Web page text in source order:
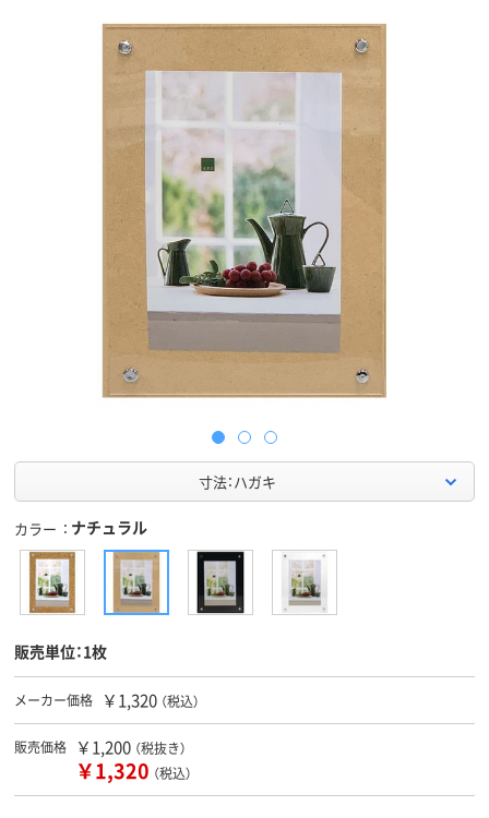
寸法：ハガキ
カラー ナチュラル
販売単位：1枚
メーカー価格 ￥1,320 （税込）
販売価格 ￥1,200 （税抜き）
￥1,320 （税込）